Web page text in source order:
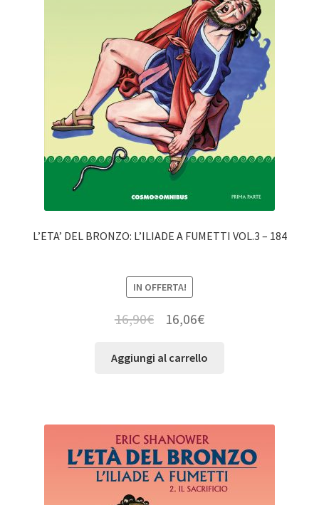
L’ETA’ DEL BRONZO: L’ILIADE A FUMETTI VOL.3 – 184
IN OFFERTA!
16,90€ 16,06€
Aggiungi al carrello